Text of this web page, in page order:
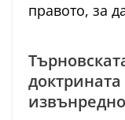
правото, за